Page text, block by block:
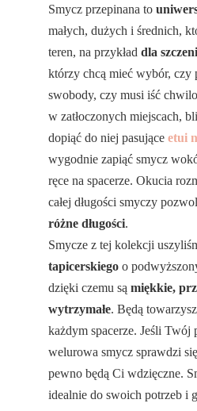
Smycz przepinana to
małych, dużych i średnich,
teren, na przykładdla
którzy chcą mieć wybór, czy
swobody, czy musi iść
w zatłoczonych miejscach,
dopiąć do niej pasująceetui
wygodnie zapiąć smycz
ręce na spacerze. Okucia
całej długości smyczy
różne długości.
Smycze z tej kolekcji
tapicerskiego o
dzięki czemu sąmiękkie,
wytrzymałe. Będą
każdym spacerze. Jeśli Twój
welurowa smycz sprawdzi
pewno będą Ci wdzięczne.
idealnie do swoich potrzeb i